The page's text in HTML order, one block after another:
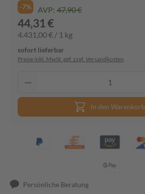
-7% AVP: 47,90 €
44,31 €
4.431,00 € / 1 kg
sofort lieferbar
Preise inkl. MwSt. ggf. zzgl. Versandkosten
In den Warenkorb
Persönliche Beratung